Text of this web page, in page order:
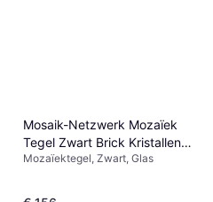
Mosaik-Netzwerk Mozaïek
Tegel Zwart Brick Kristallen
Stenen Schelp 10 Pcs
Mozaïektegel, Zwart, Glas